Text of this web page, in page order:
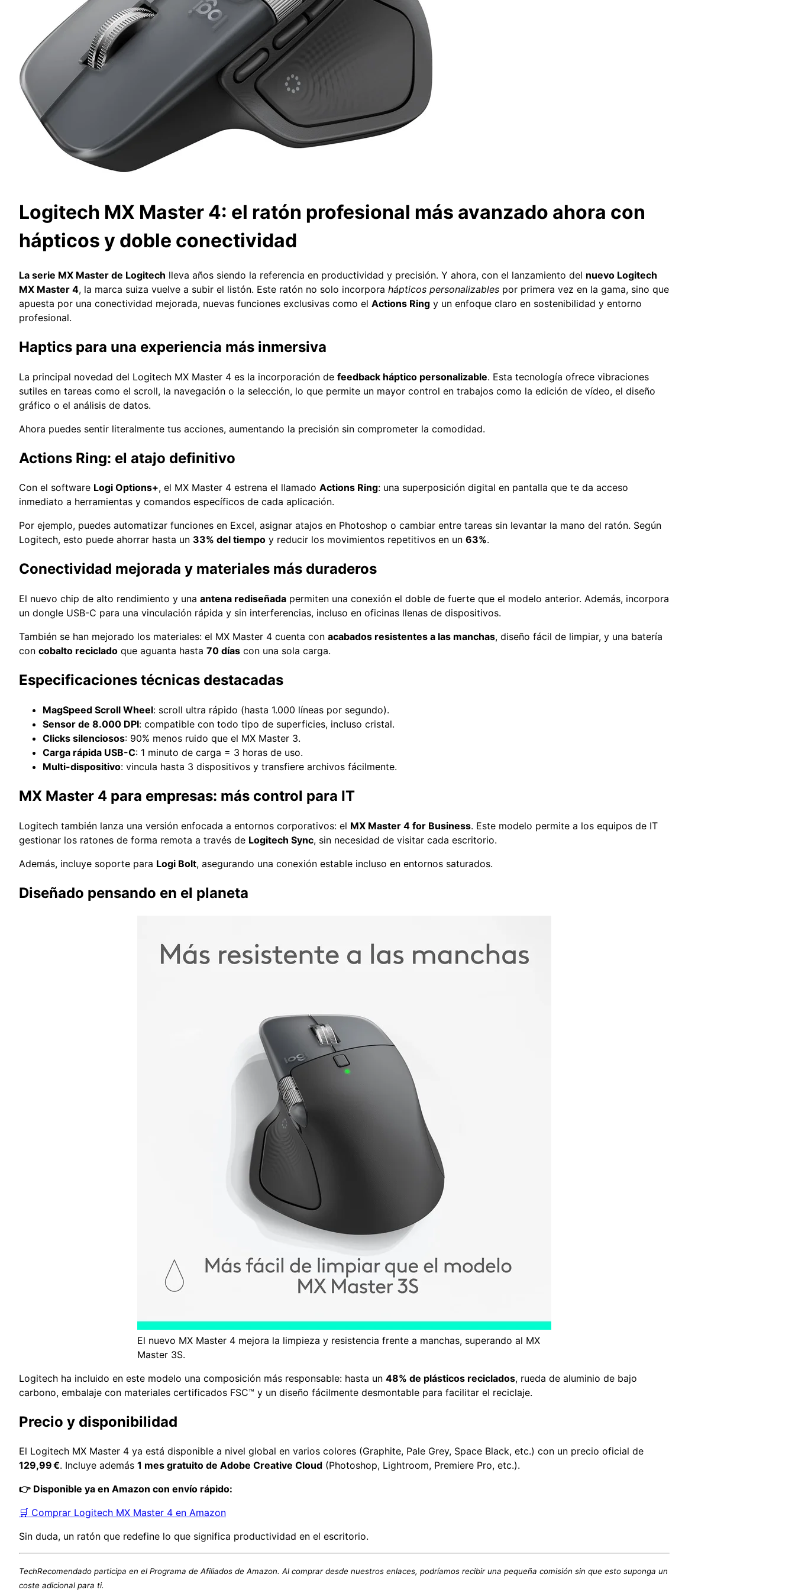
Logitech MX Master 4: el ratón profesional más avanzado ahora con
hápticos y doble conectividad
La serie MX Master de Logitech lleva años siendo la referencia en productividad y precisión. Y ahora, con el lanzamiento del nuevo Logitech
MX Master 4, la marca suiza vuelve a subir el listón. Este ratón no solo incorpora hápticos personalizables por primera vez en la gama, sino que
apuesta por una conectividad mejorada, nuevas funciones exclusivas como el Actions Ring y un enfoque claro en sostenibilidad y entorno
profesional.
Haptics para una experiencia más inmersiva
La principal novedad del Logitech MX Master 4 es la incorporación de feedback háptico personalizable. Esta tecnología ofrece vibraciones
sutiles en tareas como el scroll, la navegación o la selección, lo que permite un mayor control en trabajos como la edición de vídeo, el diseño
gráfico o el análisis de datos.
Ahora puedes sentir literalmente tus acciones, aumentando la precisión sin comprometer la comodidad.
Actions Ring: el atajo definitivo
Con el software Logi Options+, el MX Master 4 estrena el llamado Actions Ring: una superposición digital en pantalla que te da acceso
inmediato a herramientas y comandos específicos de cada aplicación.
Por ejemplo, puedes automatizar funciones en Excel, asignar atajos en Photoshop o cambiar entre tareas sin levantar la mano del ratón. Según
Logitech, esto puede ahorrar hasta un 33% del tiempo y reducir los movimientos repetitivos en un 63%.
Conectividad mejorada y materiales más duraderos
El nuevo chip de alto rendimiento y una antena rediseñada permiten una conexión el doble de fuerte que el modelo anterior. Además, incorpora
un dongle USB-C para una vinculación rápida y sin interferencias, incluso en oficinas llenas de dispositivos.
También se han mejorado los materiales: el MX Master 4 cuenta con acabados resistentes a las manchas, diseño fácil de limpiar, y una batería
con cobalto reciclado que aguanta hasta 70 días con una sola carga.
Especificaciones técnicas destacadas
MagSpeed Scroll Wheel: scroll ultra rápido (hasta 1.000 líneas por segundo).
Sensor de 8.000 DPI: compatible con todo tipo de superficies, incluso cristal.
Clicks silenciosos: 90% menos ruido que el MX Master 3.
Carga rápida USB-C: 1 minuto de carga = 3 horas de uso.
Multi-dispositivo: vincula hasta 3 dispositivos y transfiere archivos fácilmente.
MX Master 4 para empresas: más control para IT
Logitech también lanza una versión enfocada a entornos corporativos: el MX Master 4 for Business. Este modelo permite a los equipos de IT
gestionar los ratones de forma remota a través de Logitech Sync, sin necesidad de visitar cada escritorio.
Además, incluye soporte para Logi Bolt, asegurando una conexión estable incluso en entornos saturados.
Diseñado pensando en el planeta
El nuevo MX Master 4 mejora la limpieza y resistencia frente a manchas, superando al MX
Master 3S.
Logitech ha incluido en este modelo una composición más responsable: hasta un 48% de plásticos reciclados, rueda de aluminio de bajo
carbono, embalaje con materiales certificados FSC™ y un diseño fácilmente desmontable para facilitar el reciclaje.
Precio y disponibilidad
El Logitech MX Master 4 ya está disponible a nivel global en varios colores (Graphite, Pale Grey, Space Black, etc.) con un precio oficial de
129,99 €. Incluye además 1 mes gratuito de Adobe Creative Cloud (Photoshop, Lightroom, Premiere Pro, etc.).
👉 Disponible ya en Amazon con envío rápido:
🛒 Comprar Logitech MX Master 4 en Amazon
Sin duda, un ratón que redefine lo que significa productividad en el escritorio.
TechRecomendado participa en el Programa de Afiliados de Amazon. Al comprar desde nuestros enlaces, podríamos recibir una pequeña comisión sin que esto suponga un
coste adicional para ti.